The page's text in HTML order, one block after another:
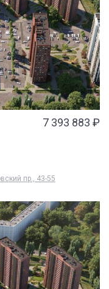
7 393 883 ₽
пр., 43-55